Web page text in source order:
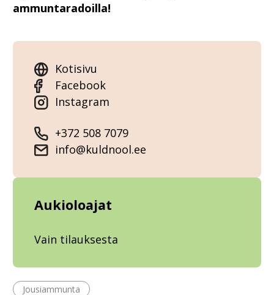
ammuntaradoilla!
Kotisivu
Facebook
Instagram
+372 508 7079
info@kuldnool.ee
Aukioloajat
Vain tilauksesta
Jousiammunta